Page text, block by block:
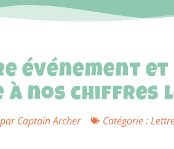
événement et
nos chiffres
parCaptain Archer Catégorie :